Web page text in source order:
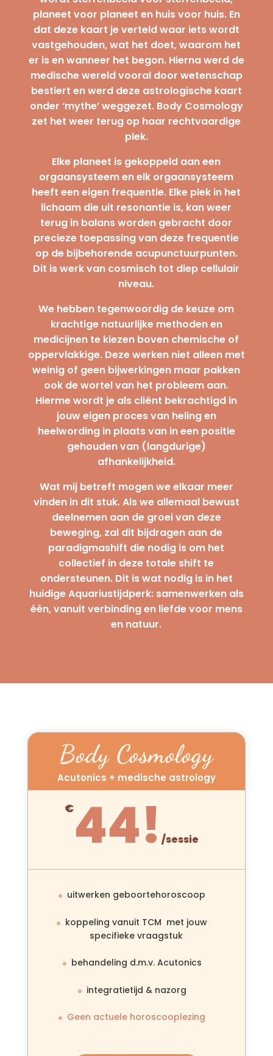
planeet voor planeet en huis voor huis. En
dat deze kaart je verteld waar iets wordt
vastgehouden, wat het doet, waarom het
er is en wanneer het begon. Hierna werd de
medische wereld vooral door wetenschap
bestiert en werd deze astrologische kaart
onder ‘mythe’ weggezet. Body Cosmology
zet het weer terug op haar rechtvaardige
plek.
Elke planeet is gekoppeld aan een
orgaansysteem en elk orgaansysteem
heeft een eigen frequentie. Elke plek in het
lichaam die uit resonantie is, kan weer
terug in balans worden gebracht door
precieze toepassing van deze frequentie
op de bijbehorende acupunctuurpunten.
Dit is werk van cosmisch tot diep cellulair
niveau.
We hebben tegenwoordig de keuze om
krachtige natuurlijke methoden en
medicijnen te kiezen boven chemische of
oppervlakkige. Deze werken niet alleen met
weinig of geen bijwerkingen maar pakken
ook de wortel van het probleem aan.
Hierme wordt je als cliënt bekrachtigd in
jouw eigen proces van heling en
heelwording in plaats van in een positie
gehouden van (langdurige)
afhankelijkheid.
Wat mij betreft mogen we elkaar meer
vinden in dit stuk. Als we allemaal bewust
deelnemen aan de groei van deze
beweging, zal dit bijdragen aan de
paradigmashift die nodig is om het
collectief in deze totale shift te
ondersteunen. Dit is wat nodig is in het
huidige Aquariustijdperk: samenwerken als
één, vanuit verbinding en liefde voor mens
en natuur.
Body Cosmology
Acutonics + medische astrology
€44!/sessie
uitwerken geboortehoroscoop
koppeling vanuit TCM met jouw
specifieke vraagstuk
behandeling d.m.v. Acutonics
integratietijd & nazorg
Geen actuele horoscooplezing